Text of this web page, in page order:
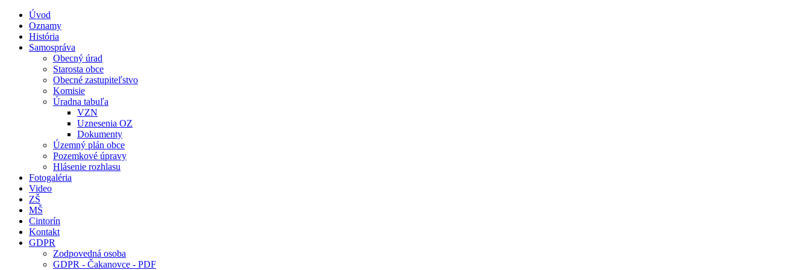
Úvod
Oznamy
História
Samospráva
Obecný úrad
Starosta obce
Obecné zastupiteľstvo
Komisie
Úradna tabuľa
VZN
Uznesenia OZ
Dokumenty
Územný plán obce
Pozemkové úpravy
Hlásenie rozhlasu
Fotogaléria
Video
ZŠ
MŠ
Cintorín
Kontakt
GDPR
Zodpovedná osoba
GDPR - Čakanovce - PDF